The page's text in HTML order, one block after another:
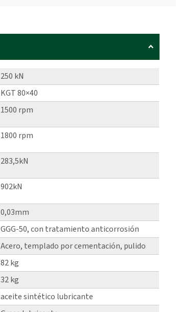
250 kN
KGT 80×40
1500 rpm
1800 rpm
283,5kN
902kN
0,03mm
GGG-50, con tratamiento anticorrosión
Acero, templado por cementación, pulido
82 kg
32 kg
aceite sintético lubricante